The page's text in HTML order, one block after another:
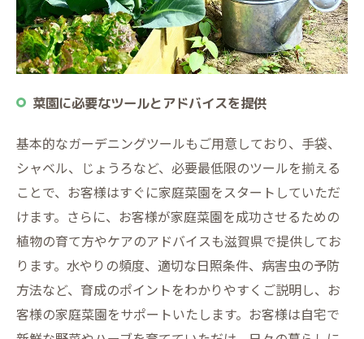
菜園に必要なツールとアドバイスを提供
基本的なガーデニングツールもご用意しており、手袋、
シャベル、じょうろなど、必要最低限のツールを揃える
ことで、お客様はすぐに家庭菜園をスタートしていただ
けます。さらに、お客様が家庭菜園を成功させるための
植物の育て方やケアのアドバイスも滋賀県で提供してお
ります。水やりの頻度、適切な日照条件、病害虫の予防
方法など、育成のポイントをわかりやすくご説明し、お
客様の家庭菜園をサポートいたします。お客様は自宅で